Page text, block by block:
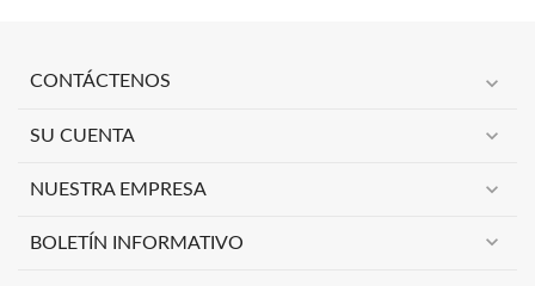
CONTÁCTENOS expand_more
SU CUENTA expand_more
NUESTRA EMPRESA expand_more
BOLETÍN INFORMATIVO expand_more